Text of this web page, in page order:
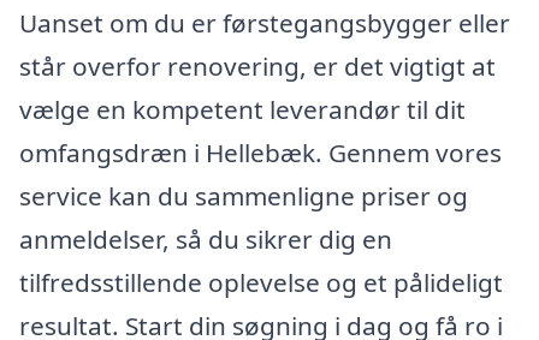
Uanset om du er førstegangsbygger eller
står overfor renovering, er det vigtigt at
vælge en kompetent leverandør til dit
omfangsdræn i Hellebæk. Gennem vores
service kan du sammenligne priser og
anmeldelser, så du sikrer dig en
tilfredsstillende oplevelse og et pålideligt
resultat. Start din søgning i dag og få ro i